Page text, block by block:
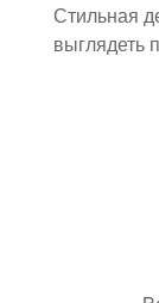
Стильная
выглядеть